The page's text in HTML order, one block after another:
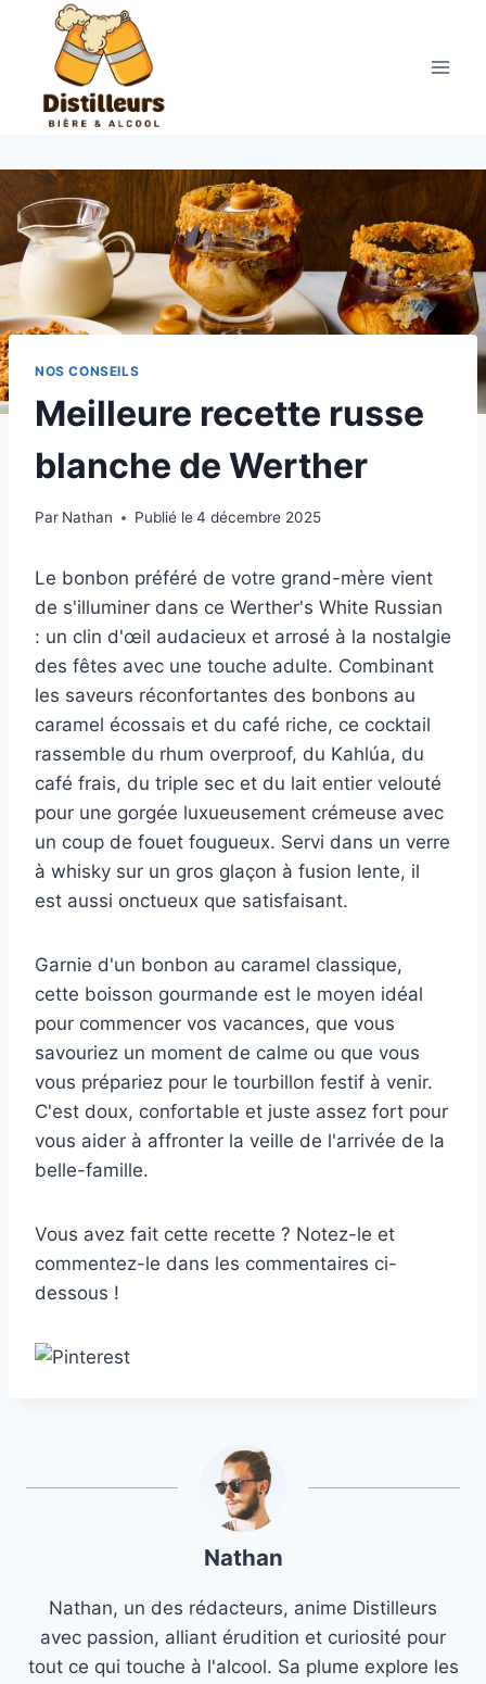
contenu
NOS CONSEILS
Meilleure recette russe
blanche de Werther
Par Nathan Publié le 4 décembre 2025
Le bonbon préféré de votre grand-mère vient
de s'illuminer dans ce Werther's White Russian
: un clin d'œil audacieux et arrosé à la nostalgie
des fêtes avec une touche adulte. Combinant
les saveurs réconfortantes des bonbons au
caramel écossais et du café riche, ce cocktail
rassemble du rhum overproof, du Kahlúa, du
café frais, du triple sec et du lait entier velouté
pour une gorgée luxueusement crémeuse avec
un coup de fouet fougueux. Servi dans un verre
à whisky sur un gros glaçon à fusion lente, il
est aussi onctueux que satisfaisant.
Garnie d'un bonbon au caramel classique,
cette boisson gourmande est le moyen idéal
pour commencer vos vacances, que vous
savouriez un moment de calme ou que vous
vous prépariez pour le tourbillon festif à venir.
C'est doux, confortable et juste assez fort pour
vous aider à affronter la veille de l'arrivée de la
belle-famille.
Vous avez fait cette recette ? Notez-le et
commentez-le dans les commentaires ci-
dessous !
Nathan
Nathan, un des rédacteurs, anime Distilleurs
avec passion, alliant érudition et curiosité pour
tout ce qui touche à l'alcool. Sa plume explore les